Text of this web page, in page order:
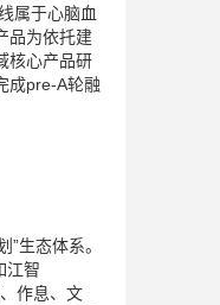
属于心脑血
品为依托建
核心产品研
成pre-A轮融
生态体系。
江智
作息、文